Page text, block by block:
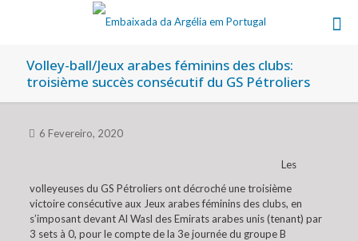
Volley-ball/Jeux arabes féminins des clubs:
troisième succès consécutif du GS Pétroliers
6 Fevereiro, 2020
Les
volleyeuses du GS Pétroliers ont décroché une troisième
victoire consécutive aux Jeux arabes féminins des clubs, en
s’imposant devant Al Wasl des Emirats arabes unis (tenant) par
3 sets à 0, pour le compte de la 3e journée du groupe B